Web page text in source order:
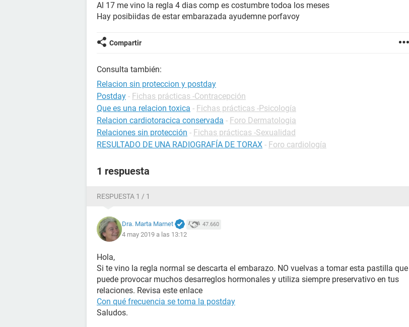
Al 17 me vino la regla 4 dias comp es costumbre todoa los meses
Hay posibiidas de estar embarazada ayudemne porfavoy
Compartir
Consulta también:
Relacion sin proteccion y postday
Postday - Fichas prácticas -Contracepción
Que es una relacion toxica - Fichas prácticas -Psicología
Relacion cardiotoracica conservada - Foro Dermatologia
Relaciones sin protección - Fichas prácticas -Sexualidad
RESULTADO DE UNA RADIOGRAFÍA DE TORAX - Foro cardiología
1 respuesta
RESPUESTA 1 / 1
Dra. Marta Marnet 47.660
4 may 2019 a las 13:12
Hola,
Si te vino la regla normal se descarta el embarazo. NO vuelvas a tomar esta pastilla que
puede provocar muchos desarreglos hormonales y utiliza siempre preservativo en tus
relaciones. Revisa este enlace
Con qué frecuencia se toma la postday
Saludos.